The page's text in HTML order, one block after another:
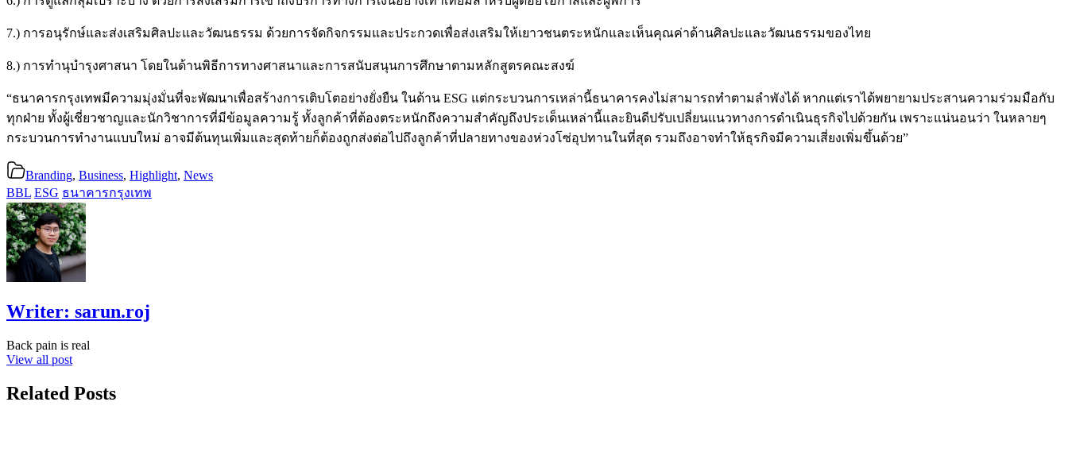
7.) การอนุรักษ์และส่งเสริมศิลปะและวัฒนธรรม ด้วยการจัดกิจกรรมและประกวดเพื่อส่งเสริมให้เยาวชนตระหนักและเห็นคุณค่าด้านศิลปะและวัฒนธรรมของไทย
8.) การทำนุบำรุงศาสนา โดยในด้านพิธีการทางศาสนาและการสนับสนุนการศึกษาตามหลักสูตรคณะสงฆ์
“ธนาคารกรุงเทพมีความมุ่งมั่นที่จะพัฒนาเพื่อสร้างการเติบโตอย่างยั่งยืน ในด้าน ESG แต่กระบวนการเหล่านี้ธนาคารคงไม่สามารถทำตามลำพังได้ หากแต่เราได้พยายามประสานความร่วมมือกับ
ทุกฝ่าย ทั้งผู้เชี่ยวชาญและนักวิชาการที่มีข้อมูลความรู้ ทั้งลูกค้าที่ต้องตระหนักถึงความสำคัญถึงประเด็นเหล่านี้และยินดีปรับเปลี่ยนแนวทางการดำเนินธุรกิจไปด้วยกัน เพราะแน่นอนว่า ในหลายๆ
กระบวนการทำงานแบบใหม่ อาจมีต้นทุนเพิ่มและสุดท้ายก็ต้องถูกส่งต่อไปถึงลูกค้าที่ปลายทางของห่วงโซ่อุปทานในที่สุด รวมถึงอาจทำให้ธุรกิจมีความเสี่ยงเพิ่มขึ้นด้วย”
Branding, Business, Highlight, News
BBL ESG ธนาคารกรุงเทพ
Writer: sarun.roj
Back pain is real
View all post
Related Posts